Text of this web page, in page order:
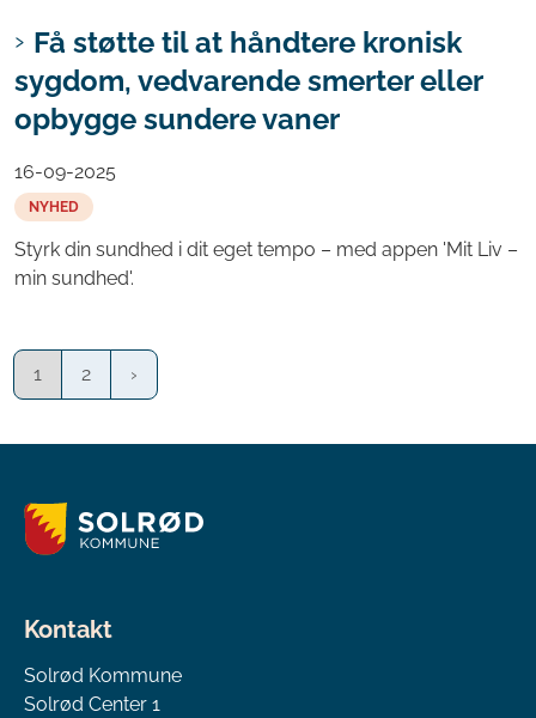
Få støtte til at håndtere kronisk
sygdom, vedvarende smerter eller
opbygge sundere vaner
16-09-2025
NYHED
Styrk din sundhed i dit eget tempo – med appen 'Mit Liv –
min sundhed'.
1 2
Kontakt
Solrød Kommune
Solrød Center 1